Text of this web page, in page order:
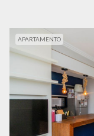
APARTAMENTO